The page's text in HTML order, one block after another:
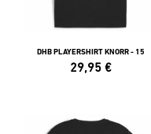
DHB PLAYERSHIRT KNORR - 15
29,95 €